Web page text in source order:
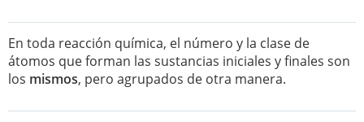
En toda reacción química, el número y la clase de
átomos que forman las sustancias iniciales y finales son
los mismos, pero agrupados de otra manera.